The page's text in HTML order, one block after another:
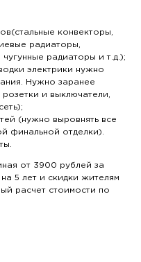
конвекторы,
радиаторы,
радиаторы и т.д.);
электрики нужно
Нужно заранее
розетки и выключатели,
(нужно выровнять все
финальной отделки).
от 3900 рублей за
5 лет и скидки жителям
расчет стоимости по